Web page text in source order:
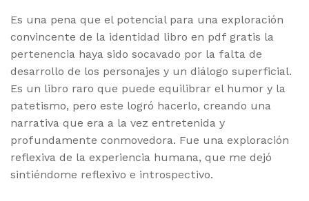
Es una pena que el potencial para una exploración
convincente de la identidad libro en pdf gratis la
pertenencia haya sido socavado por la falta de
desarrollo de los personajes y un diálogo superficial.
Es un libro raro que puede equilibrar el humor y la
patetismo, pero este logró hacerlo, creando una
narrativa que era a la vez entretenida y
profundamente conmovedora. Fue una exploración
reflexiva de la experiencia humana, que me dejó
sintiéndome reflexivo e introspectivo.